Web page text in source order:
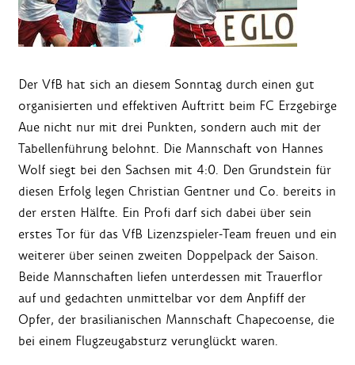
Der VfB hat sich an diesem Sonntag durch einen gut
organisierten und effektiven Auftritt beim FC Erzgebirge
Aue nicht nur mit drei Punkten, sondern auch mit der
Tabellenführung belohnt. Die Mannschaft von Hannes
Wolf siegt bei den Sachsen mit 4:0. Den Grundstein für
diesen Erfolg legen Christian Gentner und Co. bereits in
der ersten Hälfte. Ein Profi darf sich dabei über sein
erstes Tor für das VfB Lizenzspieler-Team freuen und ein
weiterer über seinen zweiten Doppelpack der Saison.
Beide Mannschaften liefen unterdessen mit Trauerflor
auf und gedachten unmittelbar vor dem Anpfiff der
Opfer, der brasilianischen Mannschaft Chapecoense, die
bei einem Flugzeugabsturz verunglückt waren.